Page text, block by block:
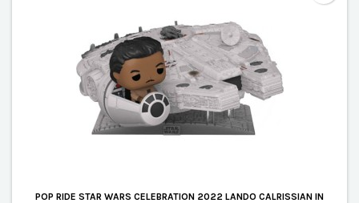
POP RIDE STAR WARS CELEBRATION 2022 LANDO CALRISSIAN IN